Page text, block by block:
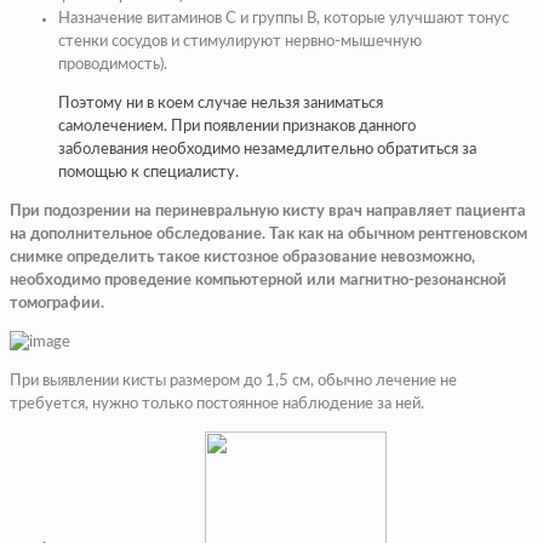
Назначение витаминов С и группы В, которые улучшают тонус
стенки сосудов и стимулируют нервно-мышечную
проводимость).
Поэтому ни в коем случае нельзя заниматься
самолечением. При появлении признаков данного
заболевания необходимо незамедлительно обратиться за
помощью к специалисту.
При подозрении на периневральную кисту врач направляет пациента
на дополнительное обследование. Так как на обычном рентгеновском
снимке определить такое кистозное образование невозможно,
необходимо проведение компьютерной или магнитно-резонансной
томографии.
При выявлении кисты размером до 1,5 см, обычно лечение не
требуется, нужно только постоянное наблюдение за ней.